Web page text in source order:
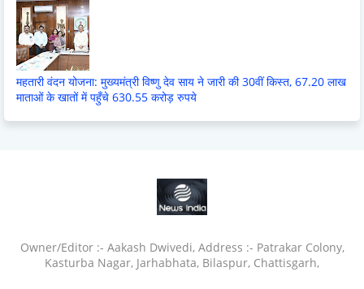
महतारी वंदन योजना: मुख्यमंत्री विष्णु देव साय ने जारी की 30वीं किस्त, 67.20 लाख
माताओं के खातों में पहुँचे 630.55 करोड़ रुपये
Owner/Editor :- Aakash Dwivedi, Address :- Patrakar Colony,
Kasturba Nagar, Jarhabhata, Bilaspur, Chattisgarh,